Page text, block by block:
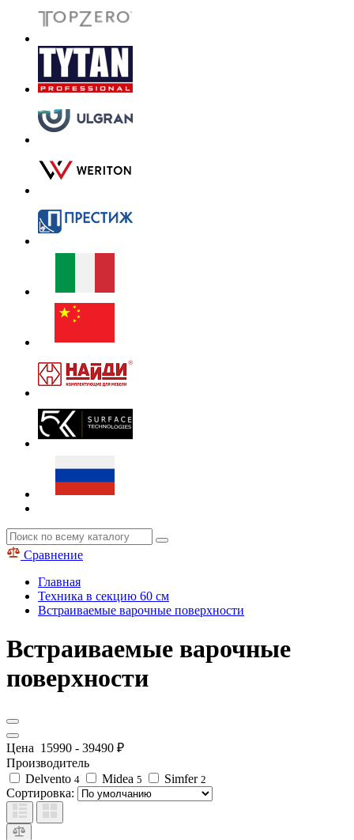
Сравнение
Главная
Техника в секцию 60 см
Встраиваемые варочные поверхности
Встраиваемые варочные
поверхности
Цена 15990 - 39490 ₽
Производитель
Delvento 4 Midea 5 Simfer 2
Сортировка: